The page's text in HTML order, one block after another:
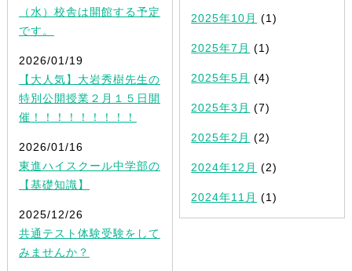
（水）校舎は開館する予定
です。
2026/01/19
【大人気】大岩秀樹先生の
特別公開授業２月１５日開
催！！！！！！！！！
2026/01/16
東進ハイスクール中学部の
【基礎知識】
2025/12/26
共通テスト体験受験をして
みませんか？
2025年10月 (1)
2025年7月 (1)
2025年5月 (4)
2025年3月 (7)
2025年2月 (2)
2024年12月 (2)
2024年11月 (1)